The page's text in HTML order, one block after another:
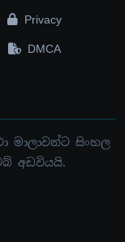
Privacy
DMCA
මාලාවන්ට සිංහල
අඩවියයි.